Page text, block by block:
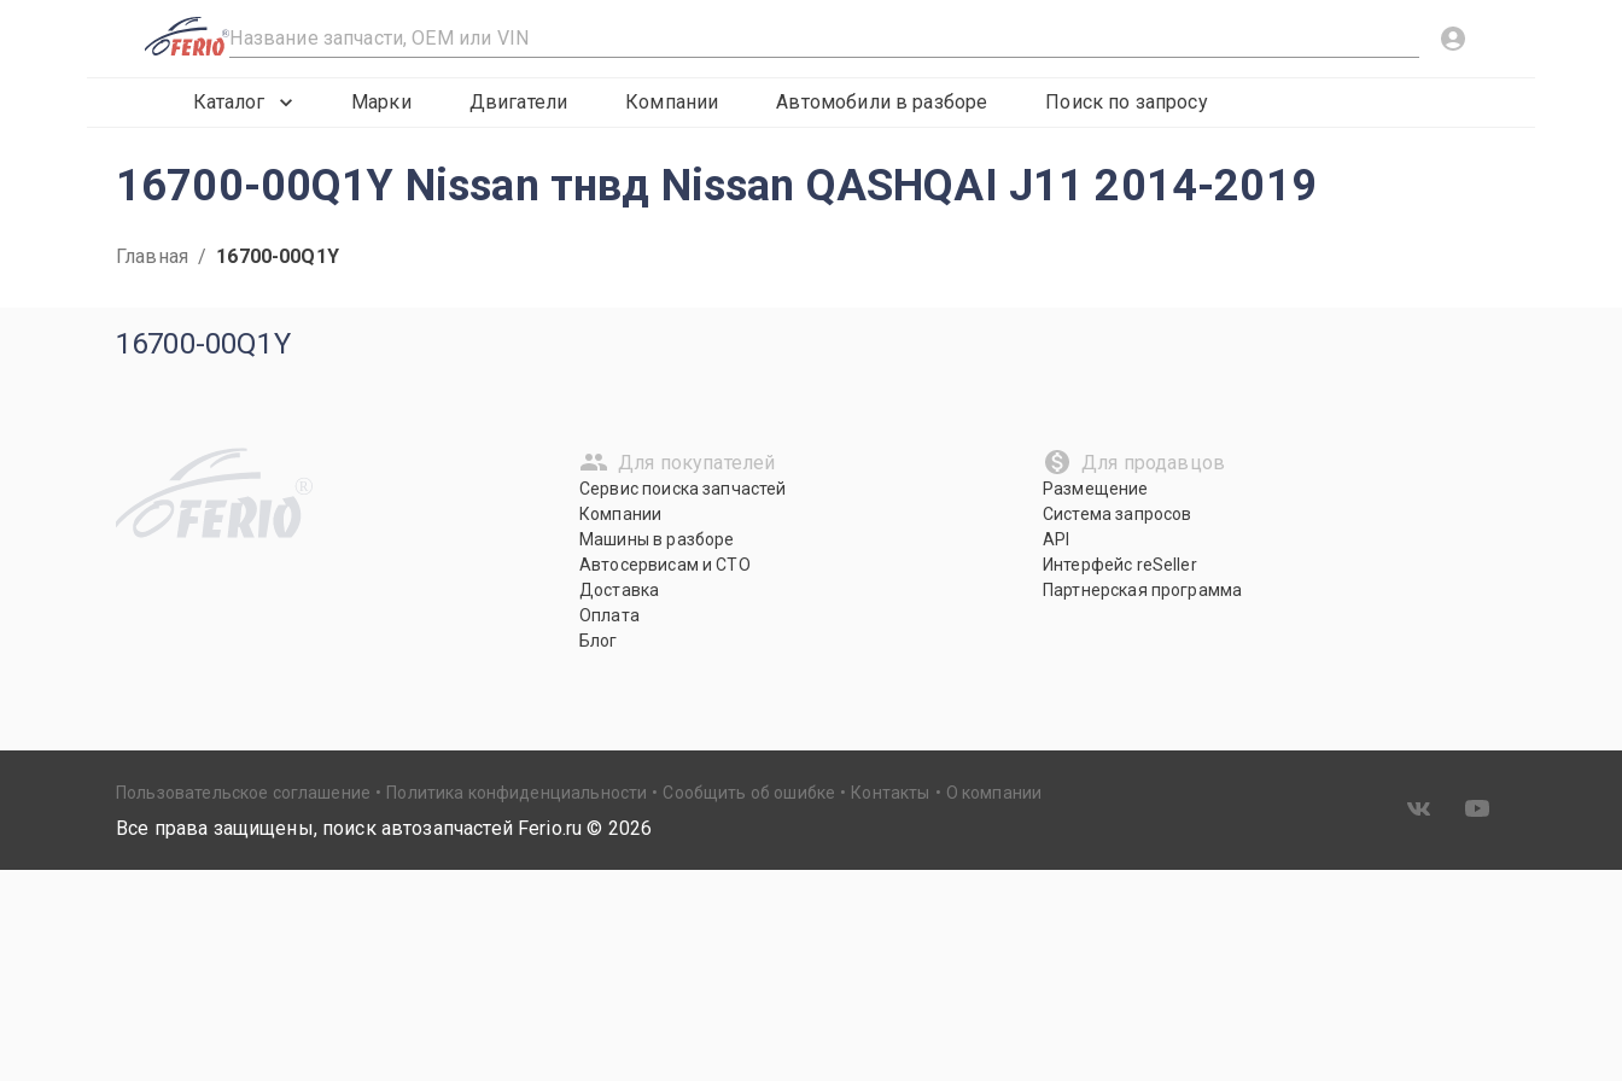
R
Каталог Марки Двигатели Компании Автомобили в разборе Поиск по запросу
16700-00Q1Y Nissan тнвд Nissan QASHQAI J11 2014-2019
Главная / 16700-00Q1Y
16700-00Q1Y
R
Для покупателей
Сервис поиска запчастей
Компании
Машины в разборе
Автосервисам и СТО
Доставка
Оплата
Блог
Для продавцов
Размещение
Система запросов
API
Интерфейс reSeller
Партнерская программа
Пользовательское соглашение Политика конфиденциальности Сообщить об ошибке Контакты О компании
Все права защищены, поиск автозапчастей Ferio.ru © 2026